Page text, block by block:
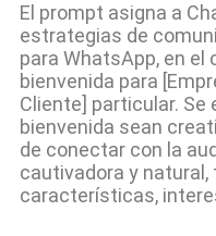
El prompt asigna a
estrategias de
para WhatsApp, en
bienvenida para
Cliente] particular. Se
bienvenida sean
de conectar con la
cautivadora y
características,